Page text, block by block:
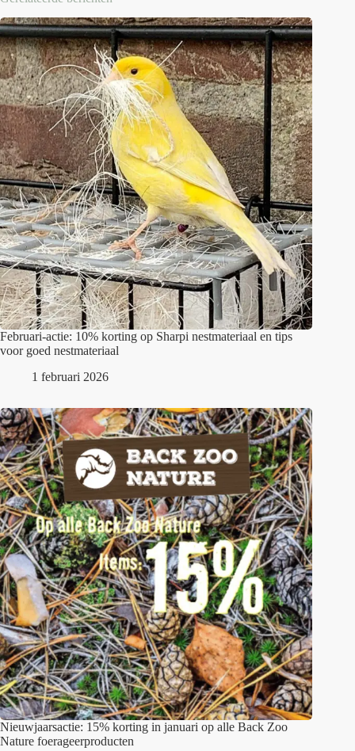
Februari-actie: 10% korting op Sharpi nestmateriaal en tips
voor goed nestmateriaal
1 februari 2026
Nieuwjaarsactie: 15% korting in januari op alle Back Zoo
Nature foerageerproducten